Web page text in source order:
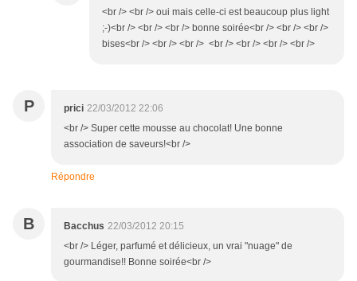
<br /> <br /> oui mais celle-ci est beaucoup plus light
;-)<br /> <br /> <br /> bonne soirée<br /> <br /> <br />
bises<br /> <br /> <br /> <br /> <br /> <br /> <br />
P prici 22/03/2012 22:06
<br /> Super cette mousse au chocolat! Une bonne
association de saveurs!<br />
Répondre
B Bacchus 22/03/2012 20:15
<br /> Léger, parfumé et délicieux, un vrai "nuage" de
gourmandise!! Bonne soirée<br />